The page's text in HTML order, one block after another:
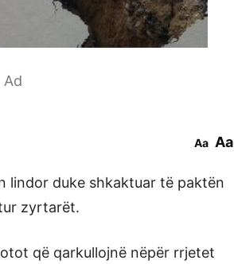
Ad
Aa Aa
lindor duke shkaktuar të paktën
zyrtarët.
që qarkullojnë nëpër rrjetet